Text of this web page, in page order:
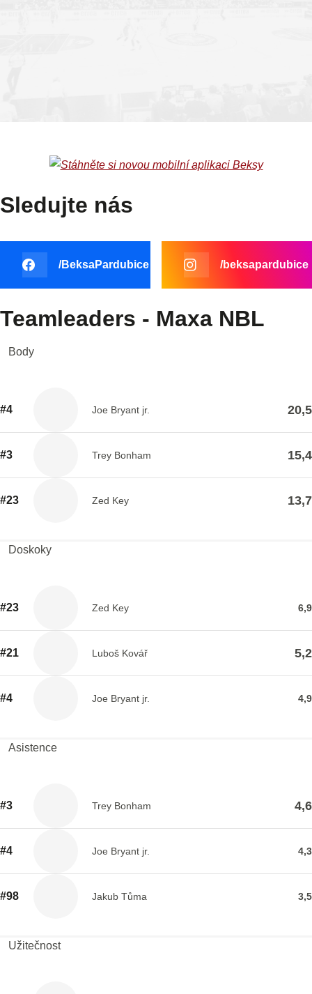
Sledujte nás
/BeksaPardubice /beksapardubice
Teamleaders - Maxa NBL
Body
#4 Joe Bryant jr. 20,5
#3 Trey Bonham 15,4
#23 Zed Key 13,7
Doskoky
#23 Zed Key 6,9
#21 Luboš Kovář 5,2
#4 Joe Bryant jr. 4,9
Asistence
#3 Trey Bonham 4,6
#4 Joe Bryant jr. 4,3
#98 Jakub Tůma 3,5
Užitečnost